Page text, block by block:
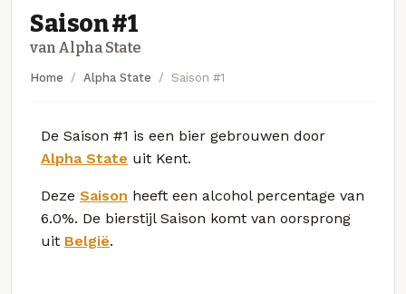
Saison #1
van Alpha State
Home Alpha State Saison #1
De Saison #1 is een bier gebrouwen door
Alpha State uit Kent.
Deze Saison heeft een alcohol percentage van
6.0%. De bierstijl Saison komt van oorsprong
uit België.